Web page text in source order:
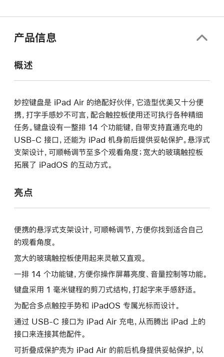
产品信息
概述
妙控键盘是 iPad Air 的绝配好伙伴，它造型优美又十分便
携，打字手感妙不可言，配合触控板使用还可执行各种精细
任务。键盘设有一整排 14 个功能键，自带支持直通充电的
USB-C 接口，还能为 iPad 机身前后提供妥帖保护。悬浮式
支架设计，可顺畅调节至多个观看角度；宽大的玻璃触控板
拓展了 iPadOS 的互动方式。
亮点
便携的悬浮式支架设计，可顺畅调节，方便你找到适合自己
的观看角度。
宽大的玻璃触控板使用起来灵敏又直观。
一排 14 个功能键，方便你操作屏幕亮度、音量控制等功能。
键盘采用 1 毫米键程的剪刀式结构，打起字来手感舒适。
为配合多点触控手势和 iPadOS 专属光标而设计。
通过 USB-C 接口为 iPad Air 充电，从而腾出 iPad 上的
接口来连接其他配件。
可折叠成保护壳为 iPad Air 的前后机身提供妥帖保护，以